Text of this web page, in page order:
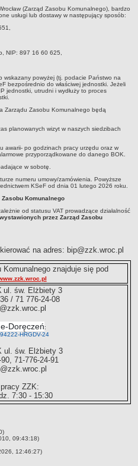
- platforma elektroniczna
PZP - platforma elektroniczna
z procedurą PZP
z procedurą PZP sprzed
ORAZ ZASADY UDOSTĘPNIANIA DANYCH
w BIP
informacji publicznej
(Zarząd Zasobu Komunalnego), bardzo
usługi lub dostawy w następujący sposób:
NIP: 897 16 60 625,
wskazany powyżej (tj. podacie Państwo na
bezpośrednio do właściwej jednostki. Jeżeli
jednostki, utrudni i wydłuży to proces
Zarządu Zasobu Komunalnego będą
planowanych wizyt w naszych siedzibach
awarii- po godzinach pracy urzędu oraz w
przyporządkowane do danego BOK.
w sobotę.
numeru umowy/zamówienia. Powyższe
KSeF od dnia 01 lutego 2026 roku.
Komunalnego
od statusu VAT prowadzące działalność
przez Zarząd Zasobu
na adres: bip@zzk.wroc.pl
znajduje się pod
ul. św. Elżbiety 3
/ 71 776-24-08
Doręczeń:
HRGDV-24
ul. św. Elżbiety 3
71-776-24-91
ZZK:
7:30 - 15:30
09:43:18)
12:46:27)